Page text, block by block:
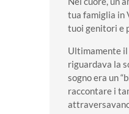
tua famiglia in
tuoi genitori e
Ultimamente il
riguardava la
sogno era un
raccontare i